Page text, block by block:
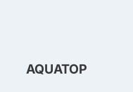
AQUATOP